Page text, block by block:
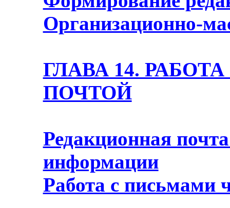
Организационно-
ГЛАВА 14.
ПОЧТОЙ
Редакционная
информации
Работа с письмами